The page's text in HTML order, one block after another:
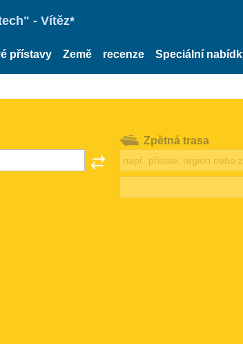
- Vítěz*
přístavy Země recenze Speciální
Zpětná trasa